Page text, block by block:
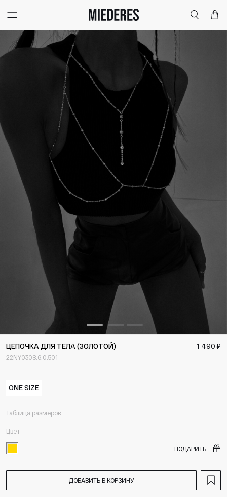
Меню Поиск
ЦЕПОЧКА ДЛЯ ТЕЛА (ЗОЛОТОЙ)
22NY0308.6.0.501
1 490 ₽
ONE SIZE
Таблица размеров
Цвет
ПОДАРИТЬ
ДОБАВИТЬ В КОРЗИНУ